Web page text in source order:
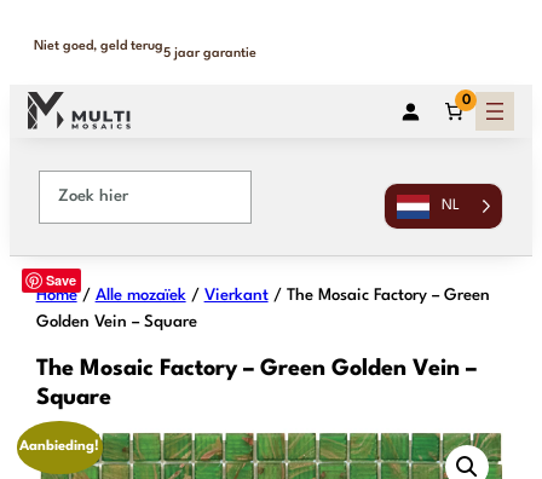
Binnen 1-2 werkdagen geleverd
365 dagen retour
0
NL
Save
Home/ Alle mozaïek/ Vierkant/ The Mosaic Factory – Green
Golden Vein – Square
The Mosaic Factory – Green Golden Vein –
Square
Aanbieding!